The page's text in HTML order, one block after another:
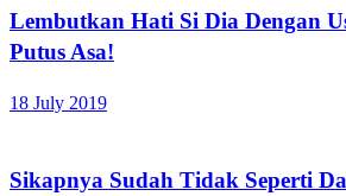
Lembutkan Hati Si Dia Dengan
Putus Asa!
18 July 2019
Sikapnya Sudah Tidak Seperti